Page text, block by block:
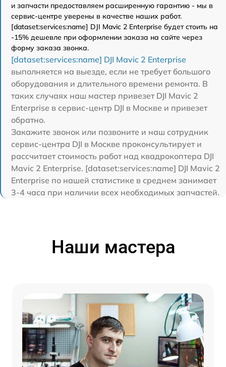
и запчасти предоставляем расширенную гарантию - мы в
сервис-центре уверены в качестве наших работ.
[dataset:services:name] DJI Mavic 2 Enterprise будет стоить на
-15% дешевле при оформлении заказа на сайте через
форму заказа звонка.
[dataset:services:name] DJI Mavic 2 Enterprise
выполняется на выезде, если не требует большого
оборудования и длительного времени ремонта. В
таких случаях наш мастер привезет DJI Mavic 2
Enterprise в сервис-центр DJI в Москве и привезет
обратно.
Закажите звонок или позвоните и наш сотрудник
сервис-центра DJI в Москве проконсультирует и
рассчитает стоимость работ над квадрокоптера DJI
Mavic 2 Enterprise. [dataset:services:name] DJI Mavic 2
Enterprise по нашей статистике в среднем занимает
3-4 часа при наличии всех необходимых запчастей.
Наши мастера